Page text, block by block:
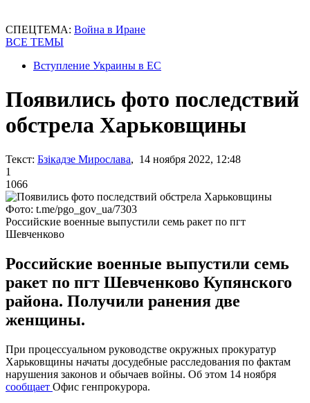
СПЕЦТЕМА: Война в Иране
ВСЕ ТЕМЫ
Вступление Украины в ЕС
Появились фото последствий
обстрела Харьковщины
Текст: Бзікадзе Мирослава, 14 ноября 2022, 12:48
1
1066
Фото: t.me/pgo_gov_ua/7303
Российские военные выпустили семь ракет по пгт
Шевченково
Российские военные выпустили семь
ракет по пгт Шевченково Купянского
района. Получили ранения две
женщины.
При процессуальном руководстве окружных прокуратур
Харьковщины начаты досудебные расследования по фактам
нарушения законов и обычаев войны. Об этом 14 ноября
сообщает Офис генпрокурора.